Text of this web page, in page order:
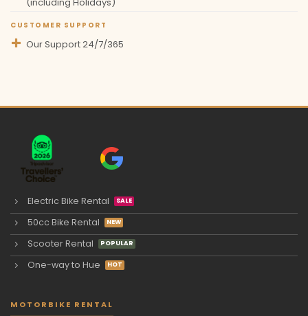
CUSTOMER SUPPORT
Our Support 24/7/365
Electric Bike Rental
50cc Bike Rental
Scooter Rental
One-way to Hue
MOTORBIKE RENTAL